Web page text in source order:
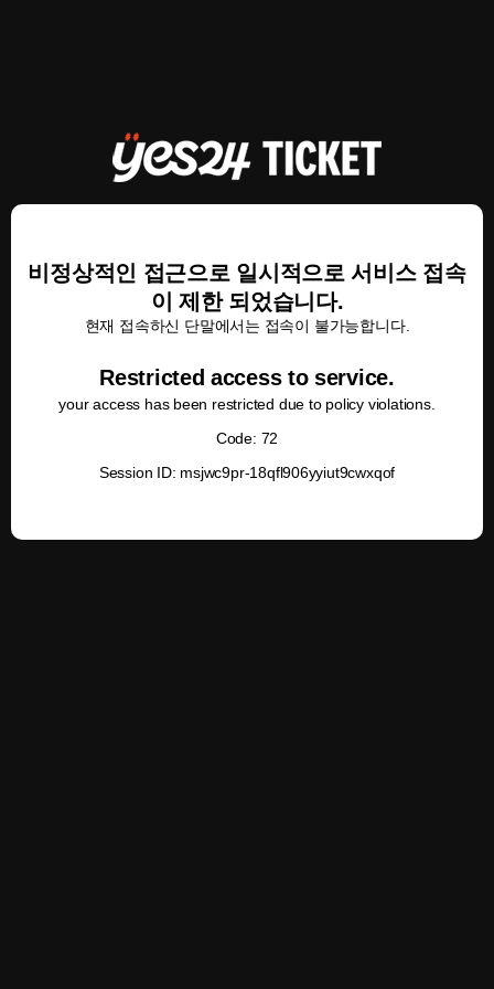
비정상적인 접근으로 일시적으로 서비스 접속
이 제한 되었습니다.
현재 접속하신 단말에서는 접속이 불가능합니다.
Restricted access to service.
your access has been restricted due to policy violations.
Code: 72
Session ID: msjwc9pr-18qfl906yyiut9cwxqof